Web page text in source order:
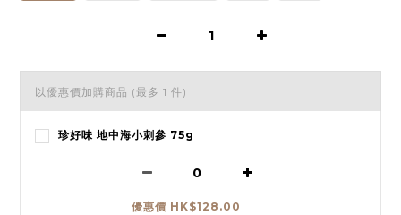
以優惠價加購商品 (最多 1 件)
珍好味 地中海小刺參 75g
優惠價 HK$128.00